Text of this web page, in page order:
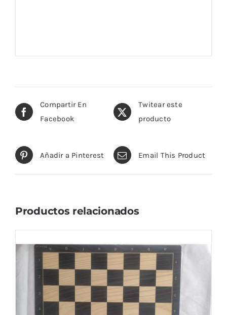
Compartir En
Facebook
Twitear este
producto
Añadir a Pinterest Email This Product
Productos relacionados